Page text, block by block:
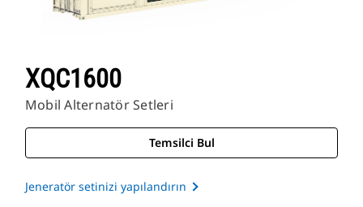
XQC1600
Mobil Alternatör Setleri
Temsilci Bul
Jeneratör setinizi yapılandırın